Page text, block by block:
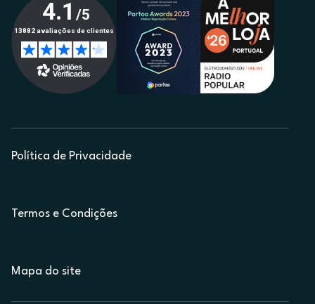
Política de Privacidade
Termos e Condições
Mapa do site